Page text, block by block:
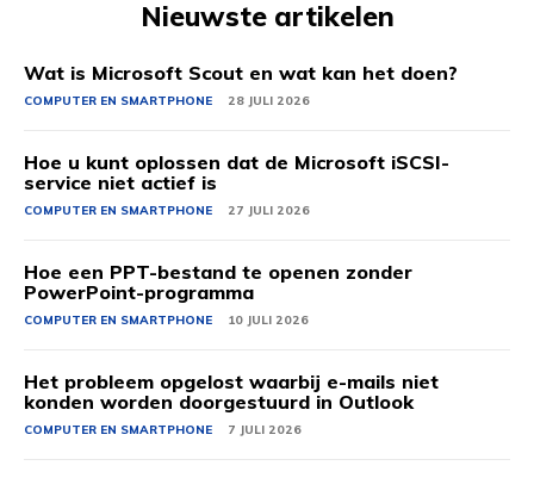
Nieuwste artikelen
Wat is Microsoft Scout en wat kan het doen?
COMPUTER EN SMARTPHONE 28 JULI 2026
Hoe u kunt oplossen dat de Microsoft iSCSI-
service niet actief is
COMPUTER EN SMARTPHONE 27 JULI 2026
Hoe een PPT-bestand te openen zonder
PowerPoint-programma
COMPUTER EN SMARTPHONE 10 JULI 2026
Het probleem opgelost waarbij e-mails niet
konden worden doorgestuurd in Outlook
COMPUTER EN SMARTPHONE 7 JULI 2026